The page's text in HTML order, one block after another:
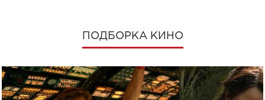
ПОДБОРКА КИНО